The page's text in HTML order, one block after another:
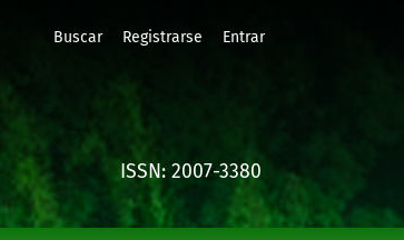
(Familia Loranthaceae)
ISSN: 2007-3380
Buscar Registrarse Entrar